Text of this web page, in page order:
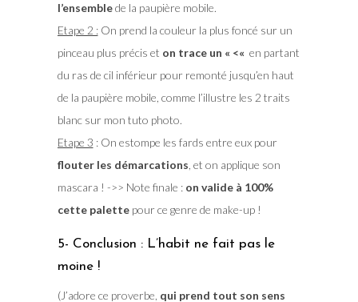
l’ensemblede la paupière mobile.
Etape 2 :On prend la couleur la plus foncé sur un
pinceau plus précis et on trace un « <« en partant
du ras de cil inférieur pour remonté jusqu’en haut
de la paupière mobile, comme l’illustre les 2 traits
blanc sur mon tuto photo.
Etape 3 : On estompe les fards entre eux pour
flouter les démarcations , et on applique son
mascara ! ->> Note finale : on valide à 100%
cette palettepour ce genre de make-up !
5- Conclusion : L’habit ne fait pas le
moine !
(J’adore ce proverbe, qui prend tout son sens